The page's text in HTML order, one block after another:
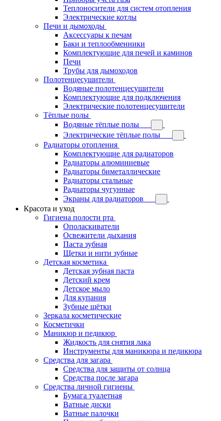
Теплоносители для систем отопления
Электрические котлы
Печи и дымоходы
Аксессуары к печам
Баки и теплообменники
Комплектующие для печей и каминов
Печи
Трубы для дымоходов
Полотенцесушители
Водяные полотенцесушители
Комплектующие для подключения
Электрические полотенцесушители
Тёплые полы
Водяные тёплые полы
Электрические тёплые полы
Радиаторы отопления
Комплектующие для радиаторов
Радиаторы алюминиевые
Радиаторы биметаллические
Радиаторы стальные
Радиаторы чугунные
Экраны для радиаторов
Красота и уход
Гигиена полости рта
Ополаскиватели
Освежители дыхания
Паста зубная
Щетки и нити зубные
Детская косметика
Детская зубная паста
Детский крем
Детское мыло
Для купания
Зубные щётки
Зеркала косметические
Косметички
Маникюр и педикюр
Жидкость для снятия лака
Инструменты для маникюра и педикюра
Средства для загара
Средства для защиты от солнца
Средства после загара
Средства личной гигиены
Бумага туалетная
Ватные диски
Ватные палочки